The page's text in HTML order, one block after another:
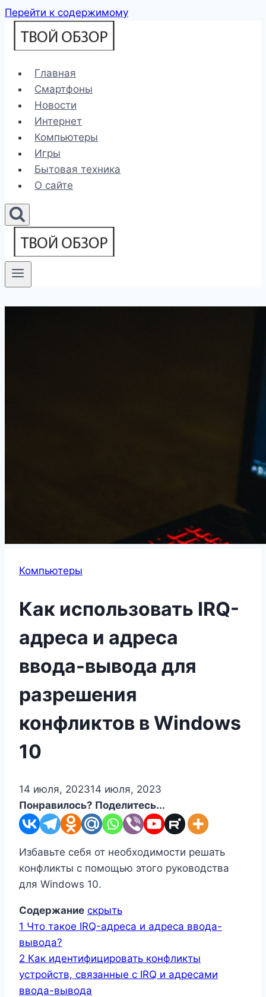
Перейти к содержимому
Главная
Смартфоны
Новости
Интернет
Компьютеры
Игры
Бытовая техника
О сайте
Компьютеры
Как использовать IRQ-
адреса и адреса
ввода-вывода для
разрешения
конфликтов в Windows
10
14 июля, 202314 июля, 2023
Понравилось? Поделитесь...
Избавьте себя от необходимости решать
конфликты с помощью этого руководства
для Windows 10.
Содержание скрыть
1 Что такое IRQ-адреса и адреса ввода-
вывода?
2 Как идентифицировать конфликты
устройств, связанные с IRQ и адресами
ввода-вывода